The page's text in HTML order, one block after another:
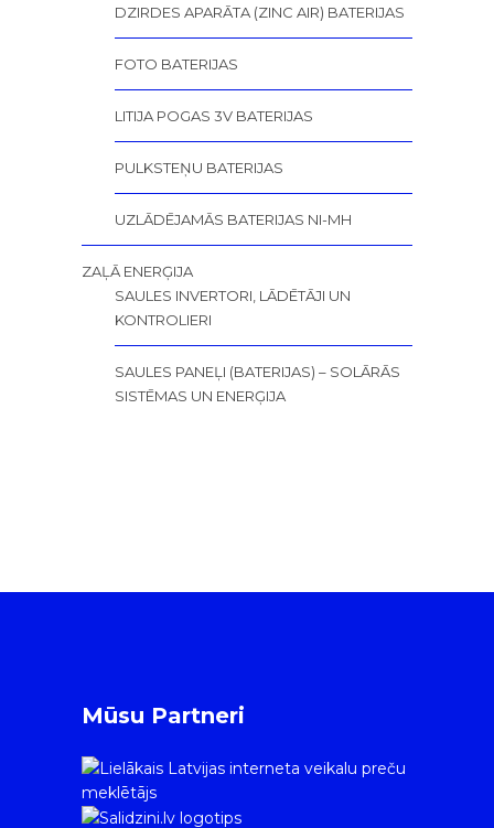
DZIRDES APARĀTA (ZINC AIR) BATERIJAS
FOTO BATERIJAS
LITIJA POGAS 3V BATERIJAS
PULKSTEŅU BATERIJAS
UZLĀDĒJAMĀS BATERIJAS NI-MH
ZAĻĀ ENERĢIJA
SAULES INVERTORI, LĀDĒTĀJI UN
KONTROLIERI
SAULES PANEĻI (BATERIJAS) – SOLĀRĀS
SISTĒMAS UN ENERĢIJA
Mūsu Partneri